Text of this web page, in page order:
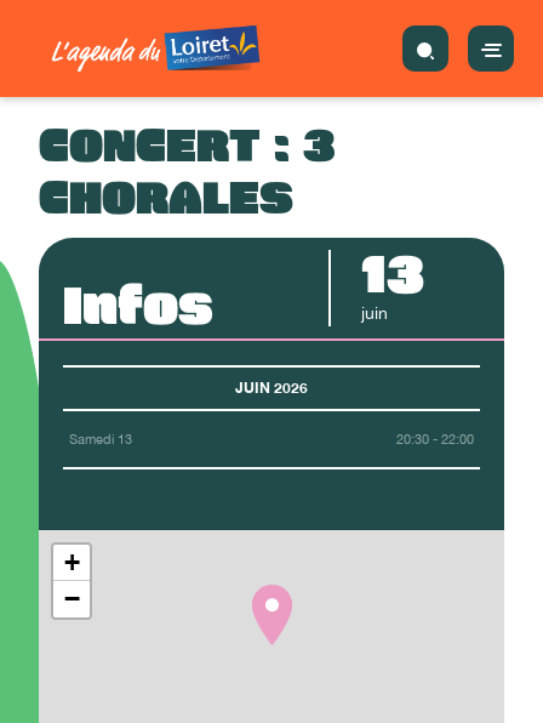
CONCERT : 3
CHORALES
Infos 13
juin
JUIN 2026
Samedi 13 20:30 - 22:00
+
−